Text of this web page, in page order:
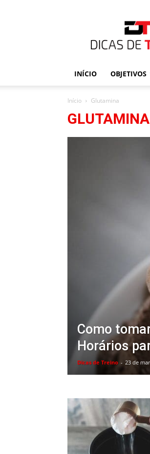
INÍCIO OBJETIVOS
Início Glutamina
GLUTAMINA
Como
Horários
Dicas de Treino - 23 de